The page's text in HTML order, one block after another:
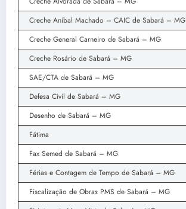
Creche Aníbal Machado – CAIC de Sabará – MG
Creche General Carneiro de Sabará – MG
Creche Rosário de Sabará – MG
SAE/CTA de Sabará – MG
Defesa Civil de Sabará – MG
Desenho de Sabará – MG
Fátima
Fax Semed de Sabará – MG
Férias e Contagem de Tempo de Sabará – MG
Fiscalização de Obras PMS de Sabará – MG